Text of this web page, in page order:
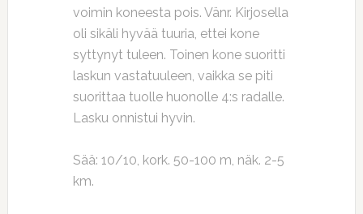
voimin koneesta pois. Vänr. Kirjosella
oli sikäli hyvää tuuria, ettei kone
syttynyt tuleen. Toinen kone suoritti
laskun vastatuuleen, vaikka se piti
suorittaa tuolle huonolle 4:s radalle.
Lasku onnistui hyvin.
Sää: 10/10, kork. 50-100 m, näk. 2-5
km.